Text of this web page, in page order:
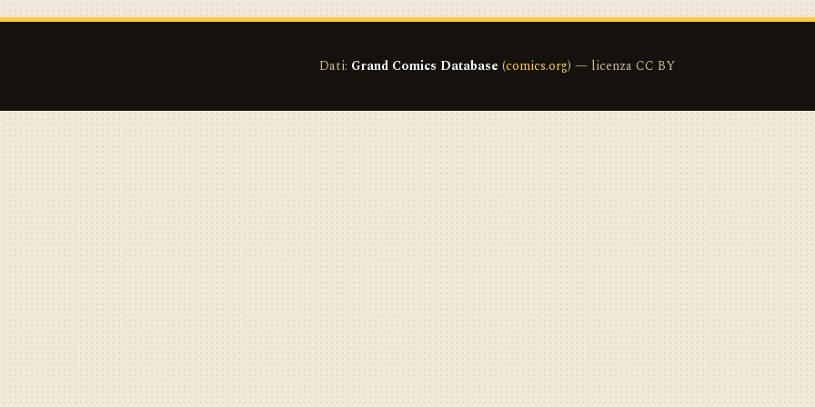
Dati: Grand Comics Database (comics.org) — licenza CC BY